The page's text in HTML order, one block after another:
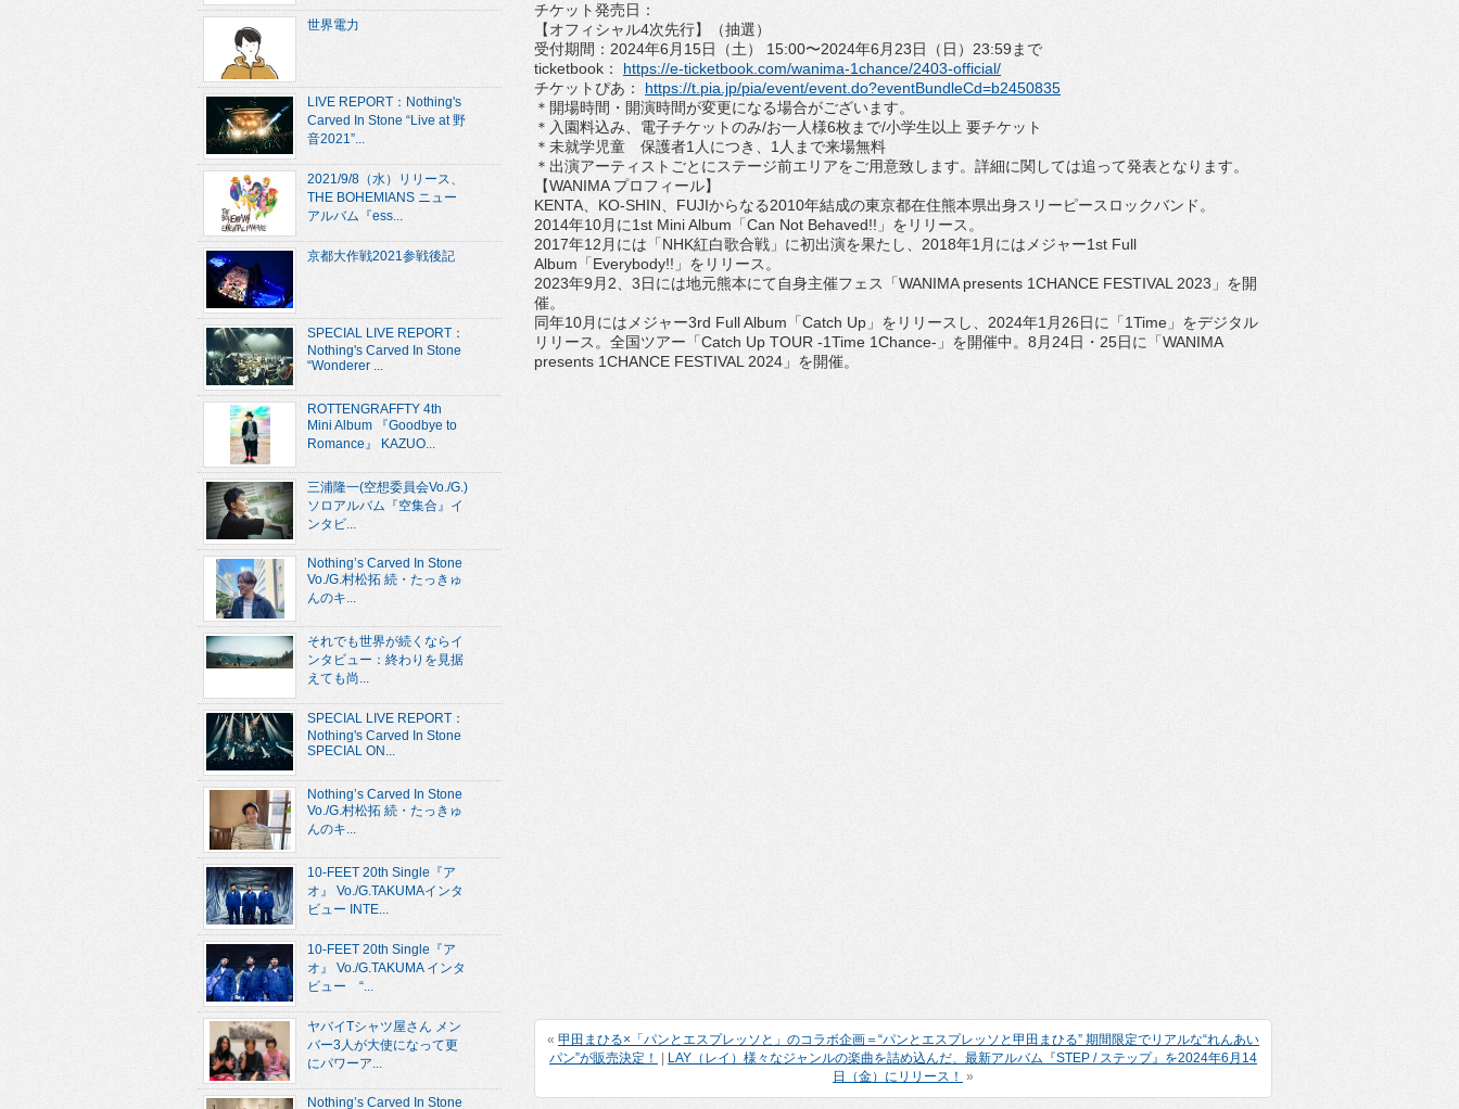
チケット発売日：
【オフィシャル4次先行】（抽選）
受付期間：2024年6月15日（土） 15:00〜2024年6月23日（日）23:59まで
ticketbook： https://e-ticketbook.com/wanima-1chance/2403-official/
チケットぴあ： https://t.pia.jp/pia/event/event.do?eventBundleCd=b2450835
＊開場時間・開演時間が変更になる場合がございます。
＊入園料込み、電子チケットのみ/お一人様6枚まで/小学生以上 要チケット
＊未就学児童 保護者1人につき、1人まで来場無料
＊出演アーティストごとにステージ前エリアをご用意致します。 詳細に関しては追って発表となります。
【WANIMA プロフィール】
KENTA、KO-SHIN、 FUJIからなる2010年結成の東京都在住熊本県出身スリーピースロックバンド。
2014年10月に1st Mini Album「Can Not Behaved!!」をリリース。
2017年12月には「NHK紅白歌合戦」に初出演を果たし、 2018年1月にはメジャー1st Full
Album「Everybody!!」をリリース。
2023年9月2、3日には地元熊本にて自身主催フェス「WANIMA presents 1CHANCE FESTIVAL 2023」を開
催。
同年10月にはメジャー3rd Full Album「Catch Up」をリリースし、2024年1月26日に「1Time」 をデジタル
リリース。全国ツアー「Catch Up TOUR -1Time 1Chance-」を開催中。8月24日・25日に「WANIMA
presents 1CHANCE FESTIVAL 2024」を開催。
« 甲田まひる×「パンとエスプレッソと」のコラボ企画＝“パンとエスプレッソと甲田まひる” 期間限定でリアルな“れんあい
パン”が販売決定！
LAY（レイ）様々なジャンルの楽曲を詰め込んだ、最新アルバム『STEP / ステップ』を2024年6月14
日（金）にリリース！ »
世界電力
LIVE REPORT：Nothing's
Carved In Stone “Live at 野
音2021”...
2021/9/8（水）リリース、
THE BOHEMIANS ニュー
アルバム『ess...
京都大作戦2021参戦後記
SPECIAL LIVE REPORT：
Nothing's Carved In Stone
“Wonderer ...
ROTTENGRAFFTY 4th
Mini Album 『Goodbye to
Romance』 KAZUO...
三浦隆一(空想委員会Vo./G.)
ソロアルバム『空集合』イ
ンタビ...
Nothing’s Carved In Stone
Vo./G.村松拓 続・たっきゅ
んのキ...
それでも世界が続くならイ
ンタビュー：終わりを見据
えても尚...
SPECIAL LIVE REPORT：
Nothing's Carved In Stone
SPECIAL ON...
Nothing’s Carved In Stone
Vo./G.村松拓 続・たっきゅ
んのキ...
10-FEET 20th Single『ア
オ』 Vo./G.TAKUMAインタ
ビュー INTE...
10-FEET 20th Single『ア
オ』 Vo./G.TAKUMA インタ
ビュー “...
ヤバイTシャツ屋さん メン
バー3人が大使になって更
にパワーア...
Nothing’s Carved In Stone